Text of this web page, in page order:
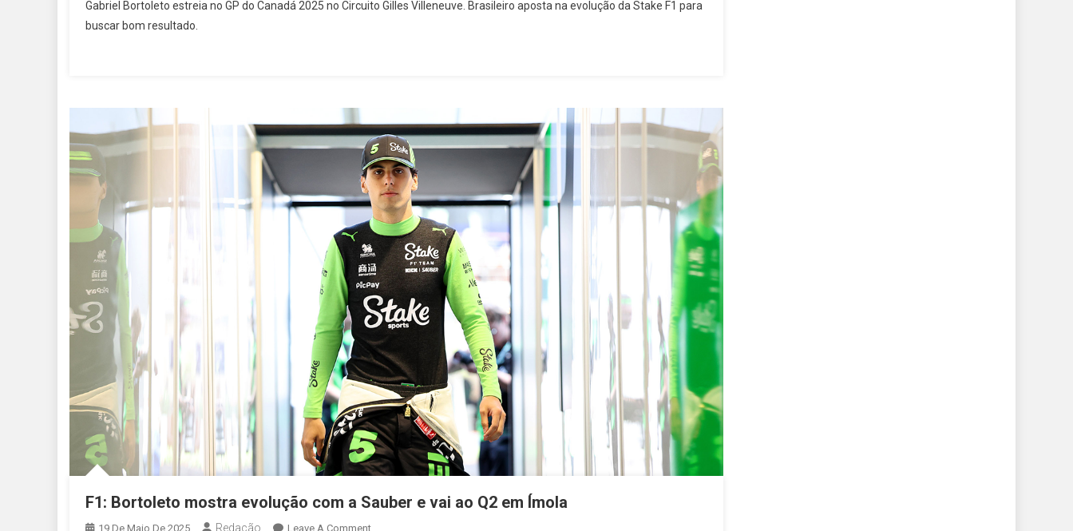
Gabriel
Gilles
Villeneuve
No
GP
Do
Canadá
De
Fórmula
1
Gabriel Bortoleto estreia no GP do Canadá 2025 no Circuito Gilles Villeneuve. Brasileiro aposta na evolução da Stake F1 para
buscar bom resultado.
F1: Bortoleto mostra evolução com a Sauber e vai ao Q2 em Ímola
19 De Maio De 2025 Redação Leave A CommentOn